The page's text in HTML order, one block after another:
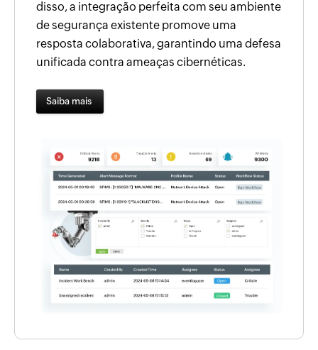
disso, a integração perfeita com seu ambiente
de segurança existente promove uma
resposta colaborativa, garantindo uma defesa
unificada contra ameaças cibernéticas.
Saiba mais